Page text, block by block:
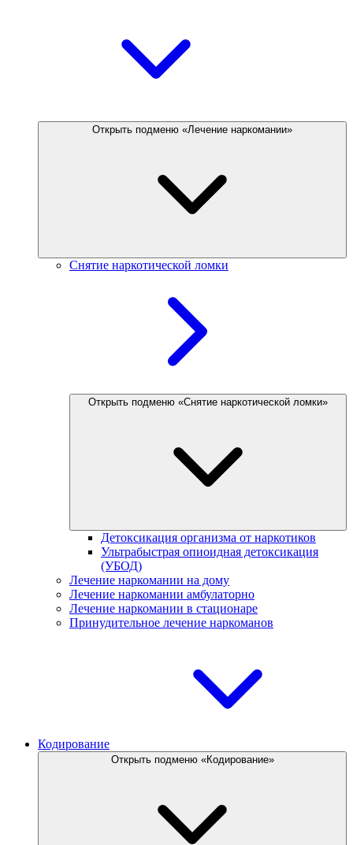
Открыть подменю «Лечение наркомании»
Снятие наркотической ломки
Открыть подменю «Снятие наркотической ломки»
Детоксикация организма от наркотиков
Ультрабыстрая опиоидная детоксикация
(УБОД)
Лечение наркомании на дому
Лечение наркомании амбулаторно
Лечение наркомании в стационаре
Принудительное лечение наркоманов
Кодирование
Открыть подменю «Кодирование»